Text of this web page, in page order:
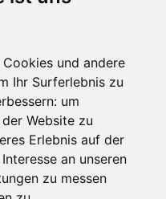
und andere
Ihr Surferlebnis zu
um
Website zu
Erlebnis auf der
an unseren
zu messen
SKI APP
iOS und Android - Ein
und Schneefreaks!